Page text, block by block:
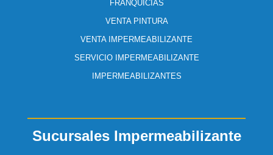
Sucursales Impermeabilizante
FRANQUICIAS
VENTA PINTURA
VENTA IMPERMEABILIZANTE
SERVICIO IMPERMEABILIZANTE
IMPERMEABILIZANTES